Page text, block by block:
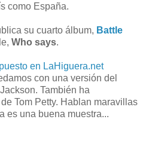
como España.
su cuarto álbum, Battle
Who says.
en LaHiguera.net
con una versión del
También ha
Tom Petty. Hablan maravillas
es una buena muestra...